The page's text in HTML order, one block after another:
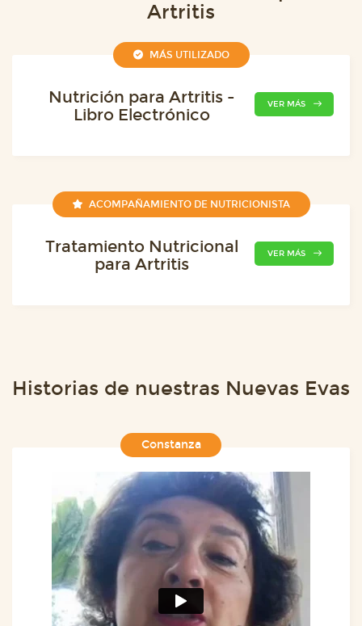
Artritis
MÁS UTILIZADO
Nutrición para Artritis -
Libro Electrónico
VER MÁS
ACOMPAÑAMIENTO DE NUTRICIONISTA
Tratamiento Nutricional
para Artritis
VER MÁS
Historias de nuestras Nuevas Evas
Constanza